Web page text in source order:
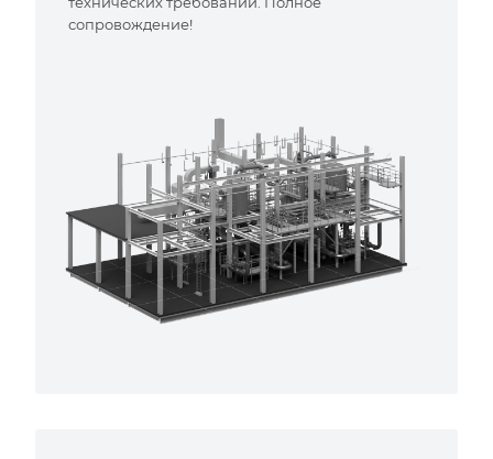
сопровождение!